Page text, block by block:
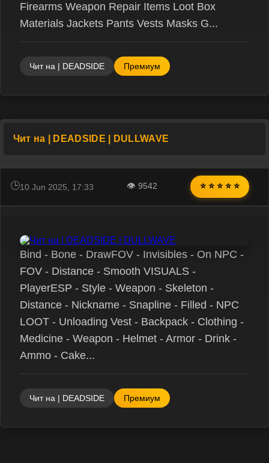
Firearms Weapon Repair Items Loot Box
Materials Jackets Pants Vests Masks G...
Чит на | DEADSIDE Премиум
Чит на | DEADSIDE | DULLWAVE
10 Jun 2025, 17:33 👁 9542 ⭐ ⭐ ⭐ ⭐ ⭐
Bind - Bone - DrawFOV - Invisibles - On NPC -
FOV - Distance - Smooth VISUALS -
PlayerESP - Style - Weapon - Skeleton -
Distance - Nickname - Snapline - Filled - NPC
LOOT - Unloading Vest - Backpack - Clothing -
Medicine - Weapon - Helmet - Armor - Drink -
Ammo - Cake...
Чит на | DEADSIDE Премиум